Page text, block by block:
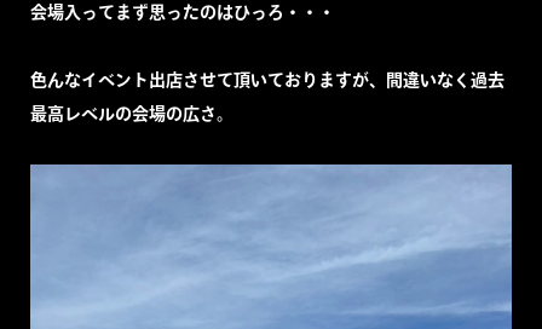
会場入ってまず思ったのはひっろ・・・
色んなイベント出店させて頂いておりますが、間違いなく過去
最高レベルの会場の広さ。